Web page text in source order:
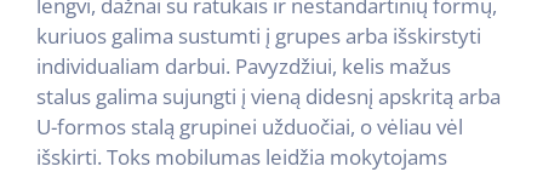
kuriuos galima sustumti į grupes arba išskirstyti
individualiam darbui. Pavyzdžiui, kelis mažus
stalus galima sujungti į vieną didesnį apskritą arba
U-formos stalą grupinei užduočiai, o vėliau vėl
išskirti. Toks mobilumas leidžia mokytojams